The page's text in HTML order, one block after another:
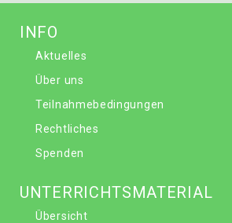
INFO
Aktuelles
Über uns
Teilnahmebedingungen
Rechtliches
Spenden
UNTERRICHTSMATERIAL
Übersicht